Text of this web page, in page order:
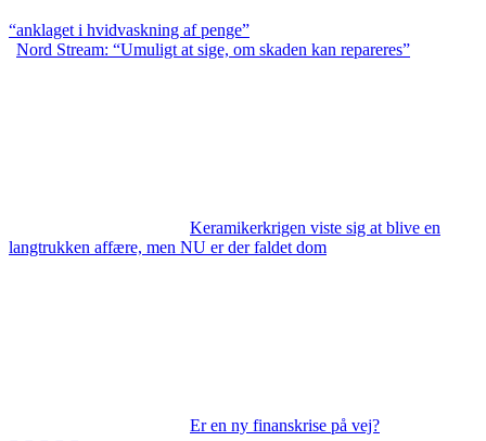
“anklaget i hvidvaskning af penge”
Nord Stream: “Umuligt at sige, om skaden kan repareres”
Keramikerkrigen viste sig at blive en
langtrukken affære, men NU er der faldet dom
Er en ny finanskrise på vej?